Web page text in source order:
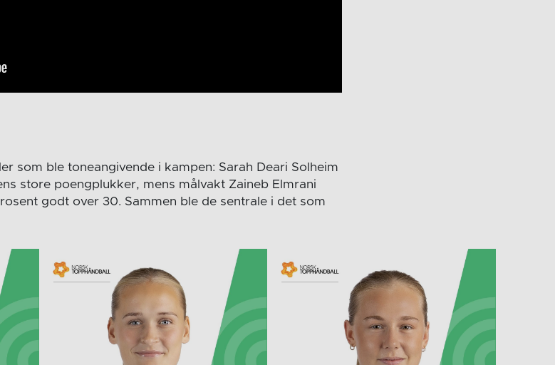
som ble toneangivende i kampen: Sarah Deari Solheim
store poengplukker, mens målvakt Zaineb Elmrani
godt over 30. Sammen ble de sentrale i det som